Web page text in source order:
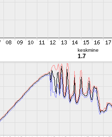
keskmine
1.7